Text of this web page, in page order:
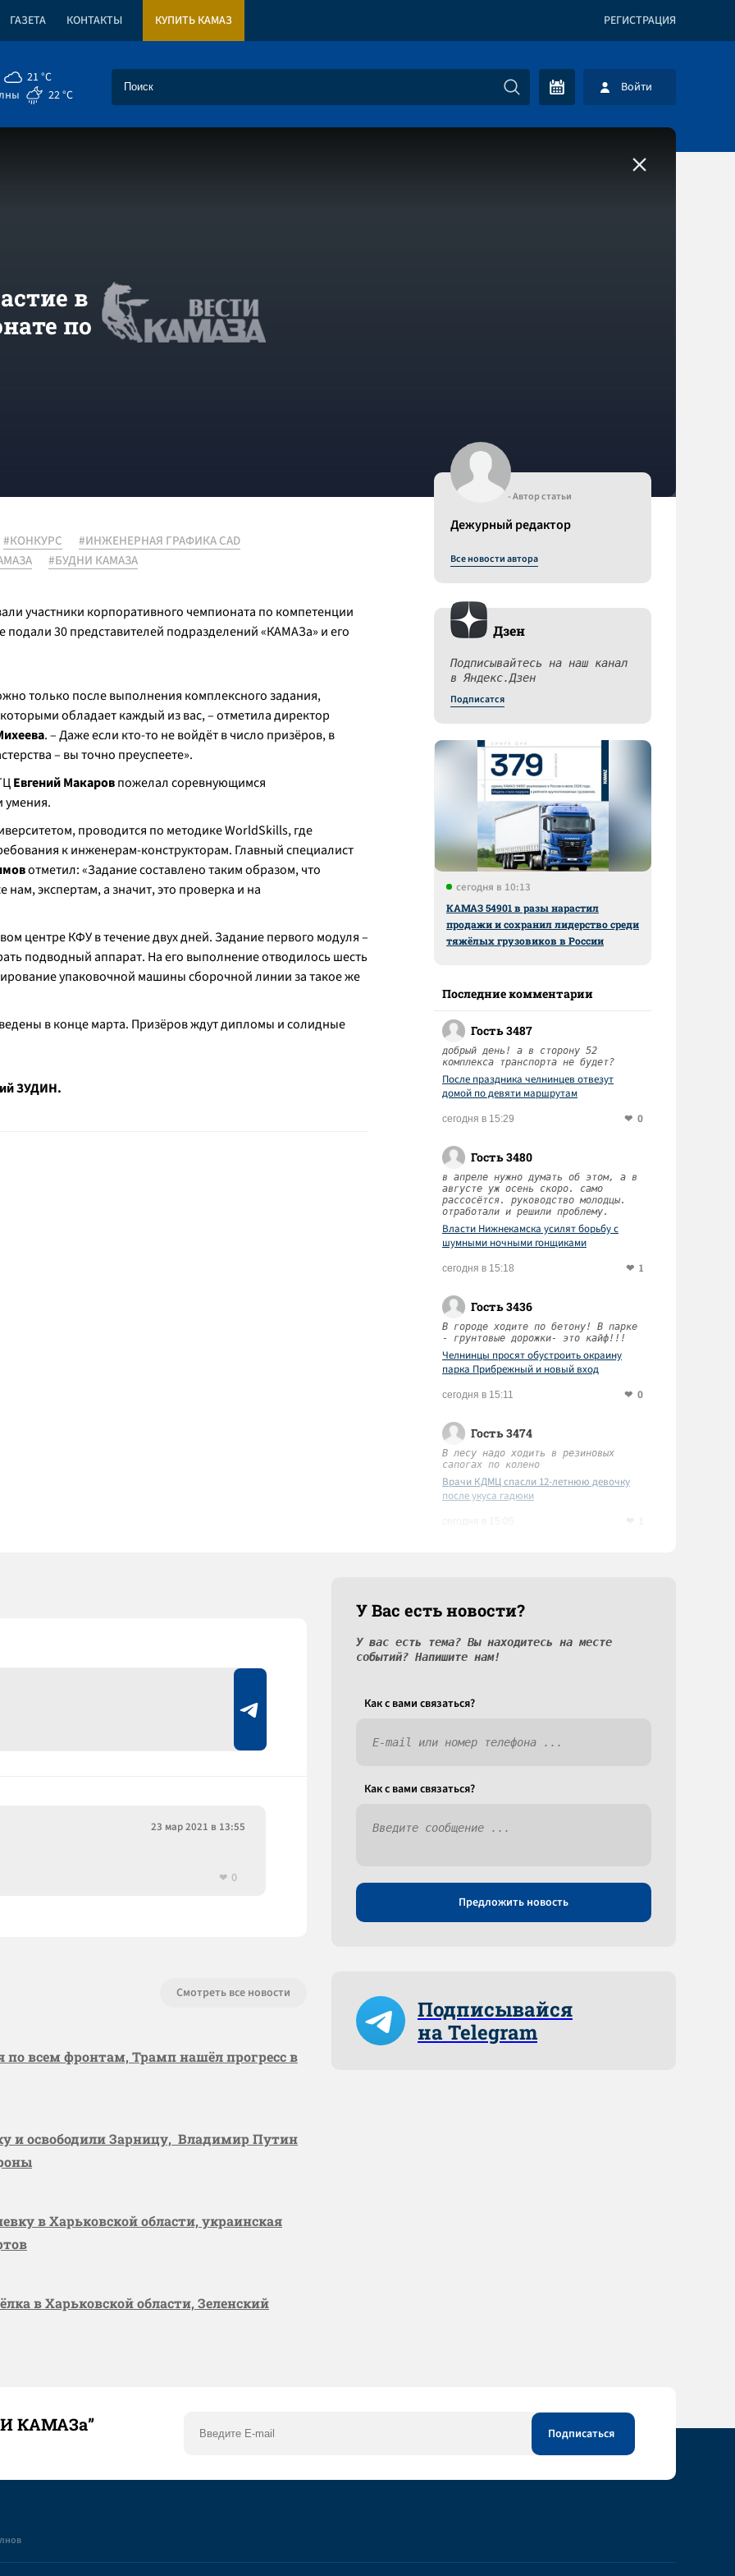
ГАЗЕТА КОНТАКТЫ КУПИТЬ КАМАЗ РЕГИСТРАЦИЯ
21 °C
22 °C Войти
в
по
#КОНКУРС
#ИНЖЕНЕРНАЯ ГРАФИКА CAD
#БУДНИ КАМАЗА
участники корпоративного чемпионата по компетенции
подали 30 представителей подразделений «КАМАЗа» и его
только после выполнения комплексного задания,
обладает каждый из вас, – отметила директор
. – Даже если кто-то не войдёт в число призёров, в
– вы точно преуспеете».
Евгений Макаровпожелал соревнующимся
умения.
проводится по методике WorldSkills, где
к инженерам-конструкторам. Главный специалист
отметил: «Задание составлено таким образом, что
экспертам, а значит, это проверка и на
центре КФУ в течение двух дней. Задание первого модуля –
подводный аппарат. На его выполнение отводилось шесть
упаковочной машины сборочной линии за такое же
в конце марта. Призёров ждут дипломы и солидные
ЗУДИН.
- Автор статьи
Дежурный редактор
Все новости автора
Дзен
Подписывайтесь на наш канал
в Яндекс.Дзен
Подписатся
сегодня в 10:13
КАМАЗ 54901 в разы нарастил
продажи и сохранил лидерство среди
тяжёлых грузовиков в России
Последние комментарии
Гость 3487
добрый день! а в сторону 52
комплекса транспорта не будет?
После праздника челнинцев отвезут
домой по девяти маршрутам
сегодня в 15:29 0
Гость 3480
в апреле нужно думать об этом, а в
августе уж осень скоро. само
рассосётся. руководство молодцы.
отработали и решили проблему.
Власти Нижнекамска усилят борьбу с
шумными ночными гонщиками
сегодня в 15:18 1
Гость 3436
В городе ходите по бетону! В парке
- грунтовые дорожки- это кайф!!!
Челнинцы просят обустроить окраину
парка Прибрежный и новый вход
сегодня в 15:11 0
Гость 3474
В лесу надо ходить в резиновых
сапогах по колено
Врачи КДМЦ спасли 12-летнюю девочку
после укуса гадюки
23 мар 2021 в 13:55
0
Смотреть все новости
по всем фронтам, Трамп нашёл прогресс в
и освободили Зарницу, Владимир Путин
в Харьковской области, украинская
в Харьковской области, Зеленский
У Вас есть новости?
У вас есть тема? Вы находитесь на месте
событий? Напишите нам!
Как c вами связаться?
Как c вами связаться?
Предложить новость
Подписывайся
на Telegram
КАМАЗа”